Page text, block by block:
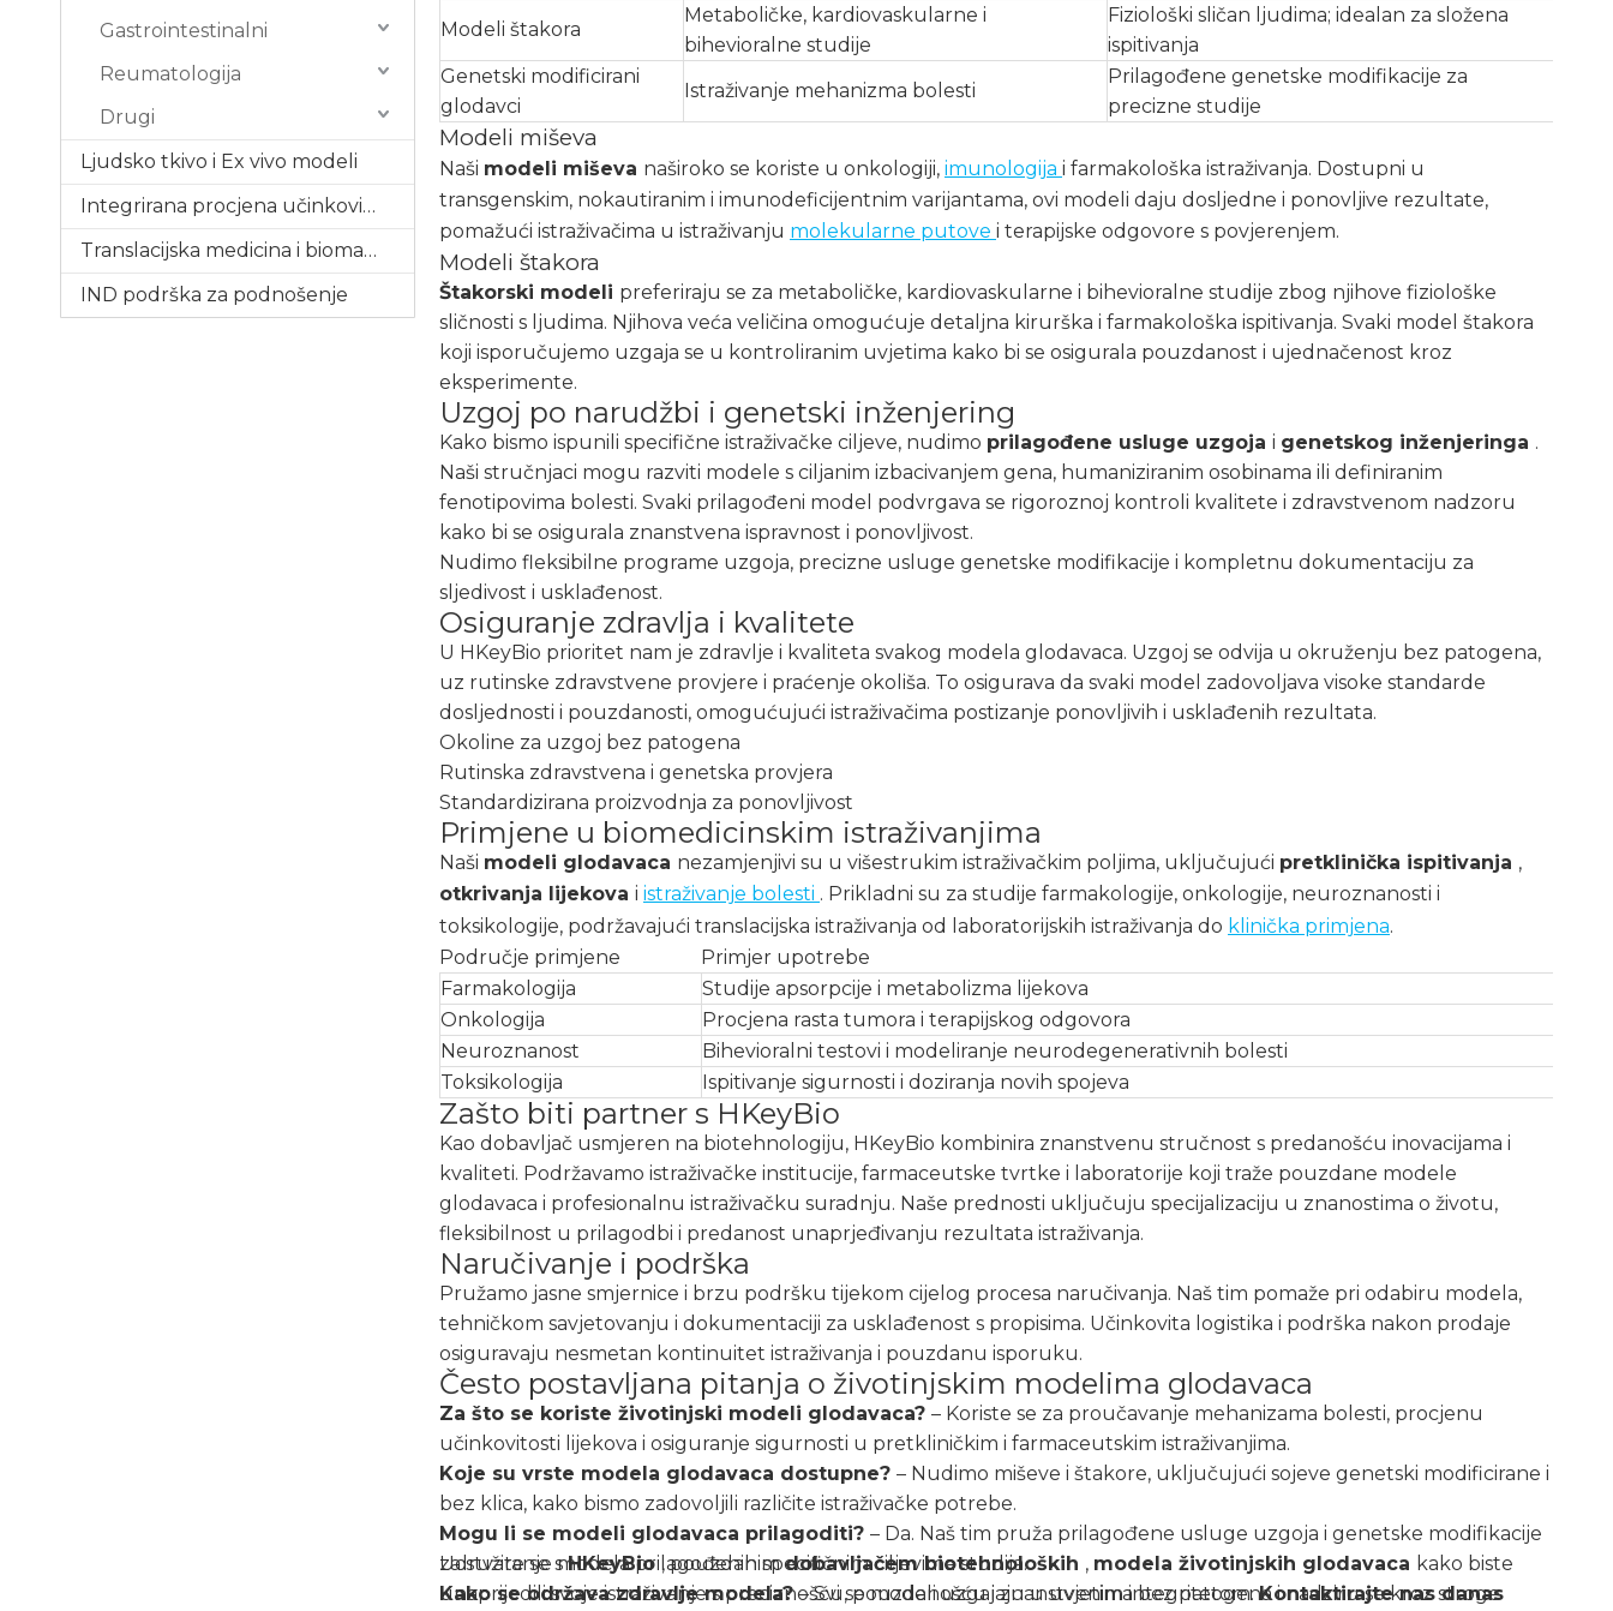
Gastrointestinalni
Reumatologija
Drugi
Ljudsko tkivo i Ex vivo modeli
Integrirana procjena učinkovitosti
Translacijska medicina i biomarkeri
IND podrška za podnošenje
Modeli štakora
Metaboličke, kardiovaskularne i
bihevioralne studije
Fiziološki sličan ljudima; idealan za složena
ispitivanja
Genetski modificirani
glodavci
Istraživanje mehanizma bolesti
Prilagođene genetske modifikacije za
precizne studije
Modeli miševa
Naši modeli miševa naširoko se koriste u onkologiji, imunologija i farmakološka istraživanja. Dostupni u
transgenskim, nokautiranim i imunodeficijentnim varijantama, ovi modeli daju dosljedne i ponovljive rezultate,
pomažući istraživačima u istraživanju molekularne putove i terapijske odgovore s povjerenjem.
Modeli štakora
Štakorski modeli preferiraju se za metaboličke, kardiovaskularne i bihevioralne studije zbog njihove fiziološke
sličnosti s ljudima. Njihova veća veličina omogućuje detaljna kirurška i farmakološka ispitivanja. Svaki model štakora
koji isporučujemo uzgaja se u kontroliranim uvjetima kako bi se osigurala pouzdanost i ujednačenost kroz
eksperimente.
Uzgoj po narudžbi i genetski inženjering
Kako bismo ispunili specifične istraživačke ciljeve, nudimo prilagođene usluge uzgoja i genetskog inženjeringa .
Naši stručnjaci mogu razviti modele s ciljanim izbacivanjem gena, humaniziranim osobinama ili definiranim
fenotipovima bolesti. Svaki prilagođeni model podvrgava se rigoroznoj kontroli kvalitete i zdravstvenom nadzoru
kako bi se osigurala znanstvena ispravnost i ponovljivost.
Nudimo fleksibilne programe uzgoja, precizne usluge genetske modifikacije i kompletnu dokumentaciju za
sljedivost i usklađenost.
Osiguranje zdravlja i kvalitete
U HKeyBio prioritet nam je zdravlje i kvaliteta svakog modela glodavaca. Uzgoj se odvija u okruženju bez patogena,
uz rutinske zdravstvene provjere i praćenje okoliša. To osigurava da svaki model zadovoljava visoke standarde
dosljednosti i pouzdanosti, omogućujući istraživačima postizanje ponovljivih i usklađenih rezultata.
Okoline za uzgoj bez patogena
Rutinska zdravstvena i genetska provjera
Standardizirana proizvodnja za ponovljivost
Primjene u biomedicinskim istraživanjima
Naši modeli glodavaca nezamjenjivi su u višestrukim istraživačkim poljima, uključujući pretklinička ispitivanja ,
otkrivanja lijekova i istraživanje bolesti . Prikladni su za studije farmakologije, onkologije, neuroznanosti i
toksikologije, podržavajući translacijska istraživanja od laboratorijskih istraživanja do klinička primjena.
Područje primjene
Primjer upotrebe
Farmakologija
Studije apsorpcije i metabolizma lijekova
Onkologija
Procjena rasta tumora i terapijskog odgovora
Neuroznanost
Bihevioralni testovi i modeliranje neurodegenerativnih bolesti
Toksikologija
Ispitivanje sigurnosti i doziranja novih spojeva
Zašto biti partner s HKeyBio
Kao dobavljač usmjeren na biotehnologiju, HKeyBio kombinira znanstvenu stručnost s predanošću inovacijama i
kvaliteti. Podržavamo istraživačke institucije, farmaceutske tvrtke i laboratorije koji traže pouzdane modele
glodavaca i profesionalnu istraživačku suradnju. Naše prednosti uključuju specijalizaciju u znanostima o životu,
fleksibilnost u prilagodbi i predanost unaprjeđivanju rezultata istraživanja.
Naručivanje i podrška
Pružamo jasne smjernice i brzu podršku tijekom cijelog procesa naručivanja. Naš tim pomaže pri odabiru modela,
tehničkom savjetovanju i dokumentaciji za usklađenost s propisima. Učinkovita logistika i podrška nakon prodaje
osiguravaju nesmetan kontinuitet istraživanja i pouzdanu isporuku.
Često postavljana pitanja o životinjskim modelima glodavaca
Za što se koriste životinjski modeli glodavaca? – Koriste se za proučavanje mehanizama bolesti, procjenu
učinkovitosti lijekova i osiguranje sigurnosti u pretkliničkim i farmaceutskim istraživanjima.
Koje su vrste modela glodavaca dostupne? – Nudimo miševe i štakore, uključujući sojeve genetski modificirane i
bez klica, kako bismo zadovoljili različite istraživačke potrebe.
Mogu li se modeli glodavaca prilagoditi? – Da. Naš tim pruža prilagođene usluge uzgoja i genetske modifikacije
za stvaranje modela prilagođenih specifičnim ciljevima studija.
Kako se održava zdravlje modela?– Svi se modeli uzgajaju u uvjetima bez patogena i nadziru se kroz stroge
Udružite se sHKeyBio , pouzdanimdobavljačem biotehnoloških , modela životinjskih glodavaca kako biste
unaprijedili svoje istraživanje s preciznošću, pouzdanošću i znanstvenim integritetom.Kontaktirajte nas danas